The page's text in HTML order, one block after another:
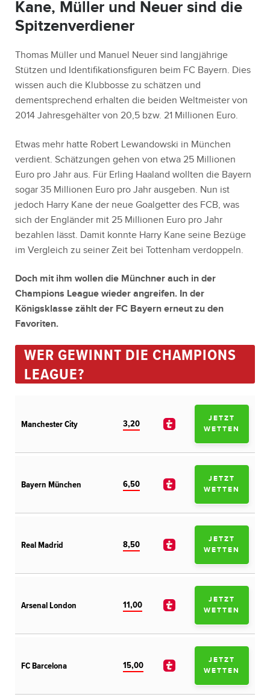
Kane, Müller und Neuer sind die
Spitzenverdiener
Thomas Müller und Manuel Neuer sind langjährige
Stützen und Identifikationsfiguren beim FC Bayern. Dies
wissen auch die Klubbosse zu schätzen und
dementsprechend erhalten die beiden Weltmeister von
2014 Jahresgehälter von 20,5 bzw. 21 Millionen Euro.
Etwas mehr hatte Robert Lewandowski in München
verdient. Schätzungen gehen von etwa 25 Millionen
Euro pro Jahr aus. Für Erling Haaland wollten die Bayern
sogar 35 Millionen Euro pro Jahr ausgeben. Nun ist
jedoch Harry Kane der neue Goalgetter des FCB, was
sich der Engländer mit 25 Millionen Euro pro Jahr
bezahlen lässt. Damit konnte Harry Kane seine Bezüge
im Vergleich zu seiner Zeit bei Tottenham verdoppeln.
Doch mit ihm wollen die Münchner auch in der
Champions League wieder angreifen. In der
Königsklasse zählt der FC Bayern erneut zu den
Favoriten.
WER GEWINNT DIE CHAMPIONS
LEAGUE?
Manchester City 3,20
JETZT
WETTEN
Bayern München 6,50
JETZT
WETTEN
Real Madrid 8,50
JETZT
WETTEN
Arsenal London 11,00
JETZT
WETTEN
FC Barcelona 15,00
JETZT
WETTEN